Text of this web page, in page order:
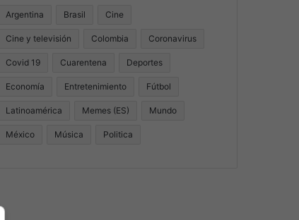
Argentina Brasil Cine
Cine y televisión Colombia Coronavirus
Covid 19 Cuarentena Deportes
Economía Entretenimiento Fútbol
Latinoamérica Memes (ES) Mundo
México Música Politica